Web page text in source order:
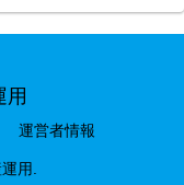
用
運営者情報
用.